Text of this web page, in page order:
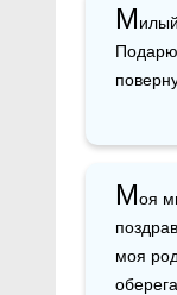
Милый
Подарю
Моя
моя